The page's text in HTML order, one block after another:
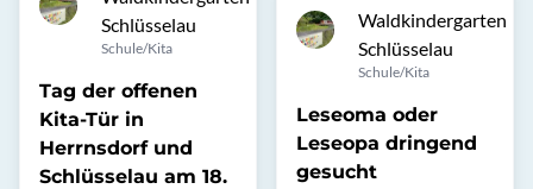
Schlüsselau
Schule/Kita
Tag der offenen
Kita-Tür in
Herrnsdorf und
Schlüsselau am 18.
Waldkindergarten
Schlüsselau
Schule/Kita
Leseoma oder
Leseopa dringend
gesucht